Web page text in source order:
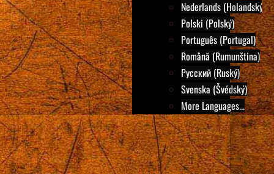
Nederlands (Holandský)
Polski (Polský)
Português (Portugal)
Română (Rumunština)
Русский (Ruský)
Svenska (Švédský)
More Languages...